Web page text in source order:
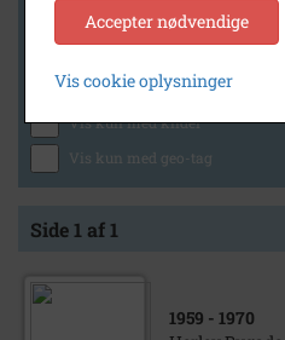
Vis kun med billeder
Vis kun med lydklip
Vis kun med kilder
Vis kun med geo-tag
Side 1 af 1
1959 - 1970
Accepter nødvendige
Vis cookie oplysninger